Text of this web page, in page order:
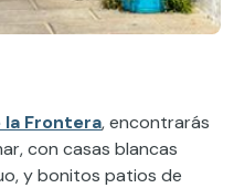
la Frontera, encontrarás
con casas blancas
y bonitos patios de